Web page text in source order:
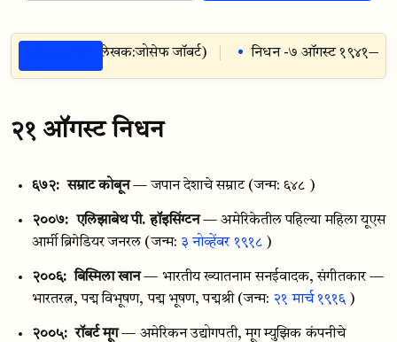
लेखक:जोसेफ जॉबर्ट) निधन -७ ऑगस्ट १९४१—
२१ ऑगस्ट निधन
६७२: सम्राट कोबून — जपान देशाचे सम्राट (जन्म: ६४८ )
२००७: एलिझाबेथ पी. हॉइसिंग्टन — अमेरिकेतील पहिल्या महिला यूएस
आर्मी ब्रिगेडियर जनरल (जन्म: ३ नोव्हेंबर १९१८ )
२००६: बिस्मिला खान — भारतीय ख्यातनाम सनईवादक, संगीतकार —
भारतरत्न, पद्म विभूषण, पद्म भूषण, पद्मश्री (जन्म: २१ मार्च १९१६ )
२००५: रॉबर्ट मूग — अमेरिकन उद्योगपती, मूग म्युझिक कंपनीचे